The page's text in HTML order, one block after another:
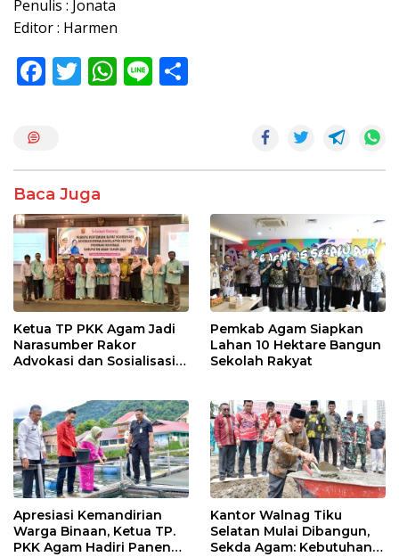
Penulis : Jonata
Editor : Harmen
F
o
o
k
T W
p
p
Li
Baca Juga
Ketua TP PKK Agam Jadi
Narasumber Rakor
Advokasi dan Sosialisasi
Pemkab Agam Siapkan
Lahan 10 Hektare Bangun
Sekolah Rakyat
Apresiasi Kemandirian
Warga Binaan, Ketua TP.
PKK Agam Hadiri Panen
Kantor Walnag Tiku
Selatan Mulai Dibangun,
Sekda Agam: Kebutuhan